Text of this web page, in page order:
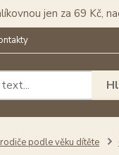
jen za 69 Kč,
podle věku dítěte